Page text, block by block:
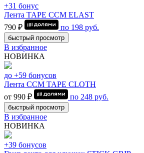
+31 бонус
Лента TAPE CCM ELAST
790 ₽
по 198 руб.
быстрый просмотр
В избранное
НОВИНКА
до +59 бонусов
Лента CCM TAPE CLOTH
от 990 ₽
по 248 руб.
быстрый просмотр
В избранное
НОВИНКА
+39 бонусов